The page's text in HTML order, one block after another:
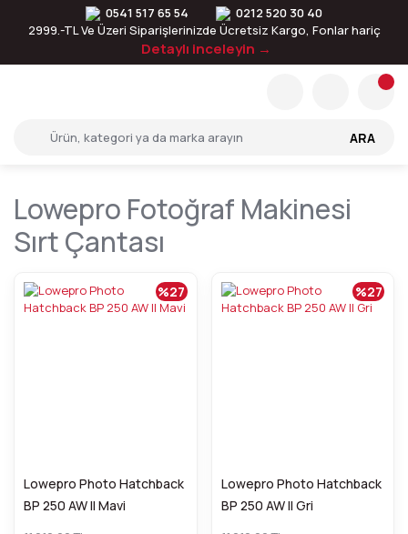
0541 517 65 54
0212 520 30 40
2999.-TL Ve Üzeri Siparişlerinizde Ücretsiz Kargo, Fonlar hariç
Detaylı inceleyin →
ARA
Lowepro Fotoğraf Makinesi
Sırt Çantası
Lowepro Photo Hatchback
BP 250 AW II Mavi
%27
Lowepro Photo Hatchback
BP 250 AW II Gri
%27